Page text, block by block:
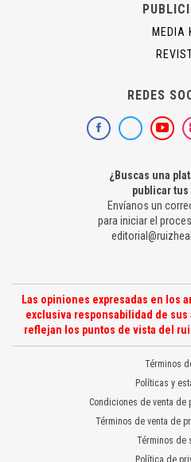
MEDIA
REDES
¿Buscas una
publicar tus
Envíanos un
para iniciar el
Las opiniones expresadas en los
exclusiva responsabilidad de
reflejan los puntos de vista del
Términos
Políticas y
Condiciones de venta
Términos de venta de
Términos de
Política de